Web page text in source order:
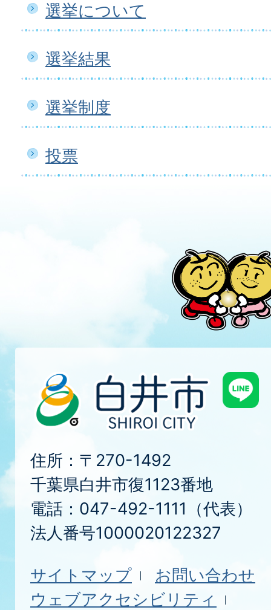
選挙について
選挙結果
選挙制度
投票
住所：〒270-1492
千葉県白井市復1123番地
電話：047-492-1111（代表）
法人番号1000020122327
サイトマップ
お問い合わせ
ウェブアクセシビリティ